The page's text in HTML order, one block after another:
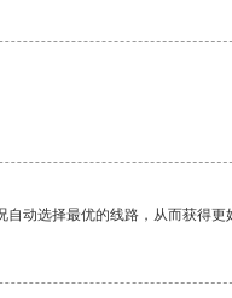
动选择最优的线路，从而获得更